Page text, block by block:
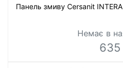
Панель змиву Cersanit INTERA
Немає в
635